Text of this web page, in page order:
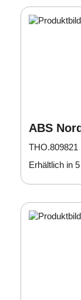
ABS
THO.809821
Erhältlich in